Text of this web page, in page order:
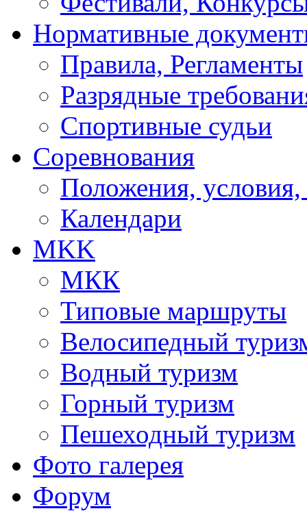
Нормативные
Правила, Регламенты
Разрядные
Спортивные судьи
Соревнования
Положения, условия,
Календари
MKK
МКК
Типовые маршруты
Велосипедный
Водный туризм
Горный туризм
Пешеходный туризм
Фото галерея
Форум